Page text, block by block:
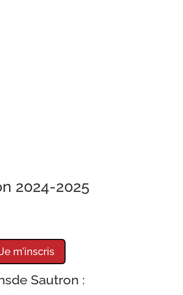
2024-2025
Je m'inscris
Sautron :